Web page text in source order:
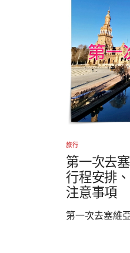
旅行
第一次去
行程安排
注意事項
第一次去塞維